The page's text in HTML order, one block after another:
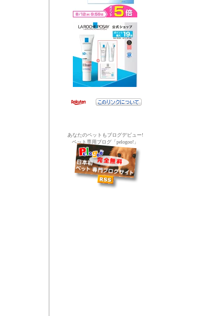
あなたのペットもブログデビュー!
ペット専用ブログ「pelogoo!」